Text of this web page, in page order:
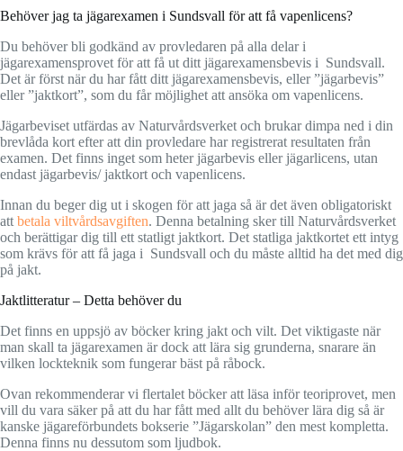
Behöver jag ta jägarexamen i Sundsvall för att få vapenlicens?
Du behöver bli godkänd av provledaren på alla delar i
jägarexamensprovet för att få ut ditt jägarexamensbevis i Sundsvall.
Det är först när du har fått ditt jägarexamensbevis, eller ”jägarbevis”
eller ”jaktkort”, som du får möjlighet att ansöka om vapenlicens.
Jägarbeviset utfärdas av Naturvårdsverket och brukar dimpa ned i din
brevlåda kort efter att din provledare har registrerat resultaten från
examen. Det finns inget som heter jägarbevis eller jägarlicens, utan
endast jägarbevis/ jaktkort och vapenlicens.
Innan du beger dig ut i skogen för att jaga så är det även obligatoriskt
att betala viltvårdsavgiften. Denna betalning sker till Naturvårdsverket
och berättigar dig till ett statligt jaktkort. Det statliga jaktkortet ett intyg
som krävs för att få jaga i Sundsvall och du måste alltid ha det med dig
på jakt.
Jaktlitteratur – Detta behöver du
Det finns en uppsjö av böcker kring jakt och vilt. Det viktigaste när
man skall ta jägarexamen är dock att lära sig grunderna, snarare än
vilken lockteknik som fungerar bäst på råbock.
Ovan rekommenderar vi flertalet böcker att läsa inför teoriprovet, men
vill du vara säker på att du har fått med allt du behöver lära dig så är
kanske jägareförbundets bokserie ”Jägarskolan” den mest kompletta.
Denna finns nu dessutom som ljudbok.